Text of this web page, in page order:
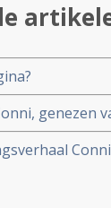
genezen
reguliere
mei 2003Conni